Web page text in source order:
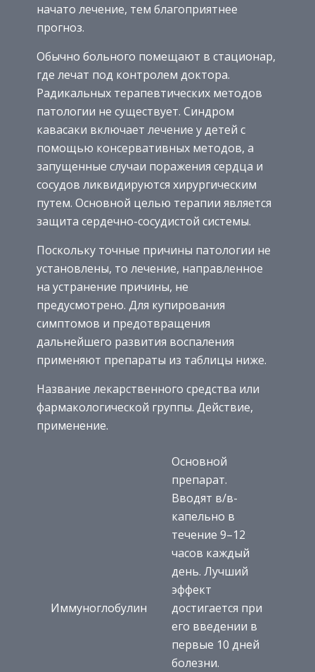
начато лечение, тем благоприятнее
прогноз.
Обычно больного помещают в стационар,
где лечат под контролем доктора.
Радикальных терапевтических методов
патологии не существует. Синдром
кавасаки включает лечение у детей с
помощью консервативных методов, а
запущенные случаи поражения сердца и
сосудов ликвидируются хирургическим
путем. Основной целью терапии является
защита сердечно-сосудистой системы.
Поскольку точные причины патологии не
установлены, то лечение, направленное
на устранение причины, не
предусмотрено. Для купирования
симптомов и предотвращения
дальнейшего развития воспаления
применяют препараты из таблицы ниже.
Название лекарственного средства или
фармакологической группы. Действие,
применение.
Иммуноглобулин
Основной
препарат.
Вводят в/в-
капельно в
течение 9–12
часов каждый
день. Лучший
эффект
достигается при
его введении в
первые 10 дней
болезни.